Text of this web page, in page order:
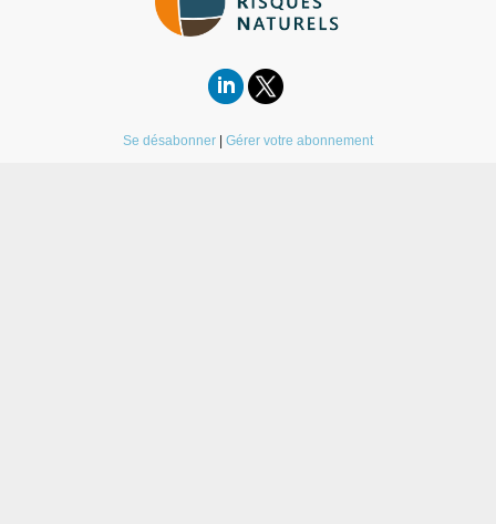
Se désabonner Gérer votre abonnement